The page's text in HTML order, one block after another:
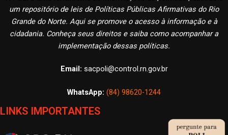
um repositório de leis de Políticas Públicas Afirmativas do Rio
Grande do Norte. Aqui se promove o acesso à informação e à
cidadania. Conheça seus direitos e saiba como acompanhar a
implementação dessas políticas.
Email: sacpoli@control.rn.gov.br
WhatsApp: (84) 98620-1244
LINKS IMPORTANTES